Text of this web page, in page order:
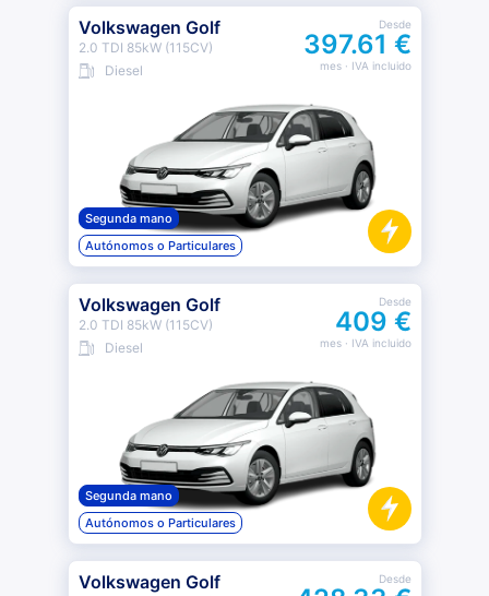
Volkswagen Golf
2.0 TDI 85kW (115CV)
Diesel
Desde
397.61 €
mes· IVA incluido
Segunda mano
Autónomos o Particulares
Volkswagen Golf
2.0 TDI 85kW (115CV)
Diesel
Desde
409 €
mes· IVA incluido
Segunda mano
Autónomos o Particulares
Volkswagen Golf Desde